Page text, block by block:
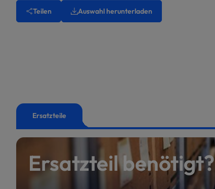
Teilen Auswahl herunterladen
Ersatzteile
Ersatzteil benötigt?